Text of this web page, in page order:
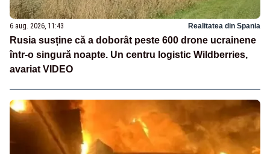
6 aug. 2026, 11:43 Realitatea din Spania
Rusia susține că a doborât peste 600 drone ucrainene
într-o singură noapte. Un centru logistic Wildberries,
avariat VIDEO